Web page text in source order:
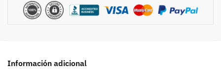
Información adicional